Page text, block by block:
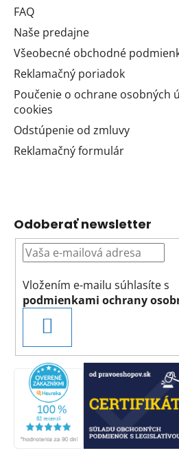
FAQ
Naše predajne
Všeobecné obchodné
Reklamačný poriadok
Poučenie o ochrane osobných
cookies
Odstúpenie od zmluvy
Reklamačný formulár
Odoberať newsletter
Vložením e-mailu súhlasíte s
podmienkami ochrany
SA